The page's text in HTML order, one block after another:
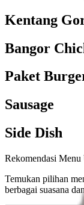
Kentang
Bangor
Paket
Sausage
Side Dish
Rekomendasi
Temukan pilihan
berbagai suasana